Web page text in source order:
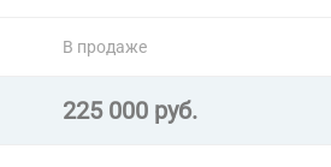
В продаже
225 000 руб.